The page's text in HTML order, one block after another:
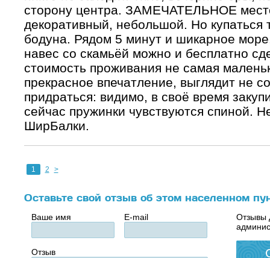
сторону центра. ЗАМЕЧАТЕЛЬНОЕ
декоративный, небольшой. Но купаться
бодуна. Рядом 5 минут и шикарное
навес со скамьёй можно и бесплатно
стоимость проживания не самая
прекрасное впечатление, выглядит не
придраться: видимо, в своё время
сейчас пружинки чувствуются спиной.
ШирБалки.
1 2 >
Оставьте свой отзыв об этом населенном
Ваше имя E-mail
Отзыв
Отзывы